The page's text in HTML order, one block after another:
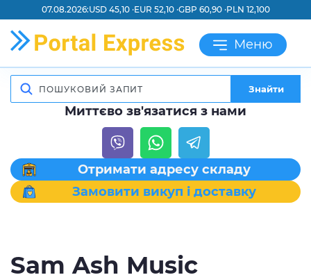
07.08.2026:USD 45,10 ·EUR 52,10 ·GBP 60,90 ·PLN 12,100
Меню
Знайти
Миттєво зв'язатися з нами
Отримати адресу складу
Замовити викуп і доставку
Sam Ash Music